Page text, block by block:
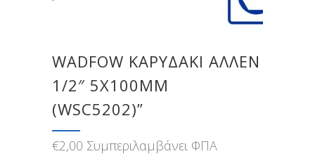
WADFOW ΚΑΡΥΔΑΚΙ ΑΛΛΕΝ
1/2″ 5Χ100MM
(WSC5202)”
€2,00 Συμπεριλαμβάνει ΦΠΑ